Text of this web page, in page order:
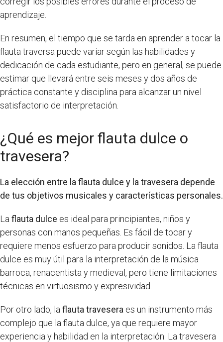
aprendizaje.
En resumen, el tiempo que se tarda en aprender a tocar la
flauta traversa puede variar según las habilidades y
dedicación de cada estudiante, pero en general, se puede
estimar que llevará entre seis meses y dos años de
práctica constante y disciplina para alcanzar un nivel
satisfactorio de interpretación.
¿Qué es mejor flauta dulce o
travesera?
La elección entre la flauta dulce y la travesera depende
de tus objetivos musicales y características personales.
La flauta dulce es ideal para principiantes, niños y
personas con manos pequeñas. Es fácil de tocar y
requiere menos esfuerzo para producir sonidos. La flauta
dulce es muy útil para la interpretación de la música
barroca, renacentista y medieval, pero tiene limitaciones
técnicas en virtuosismo y expresividad.
Por otro lado, la flauta travesera es un instrumento más
complejo que la flauta dulce, ya que requiere mayor
experiencia y habilidad en la interpretación. La travesera